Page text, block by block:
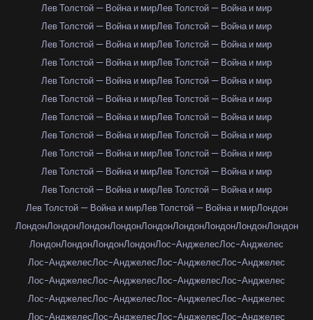
Лев Толстой — Война и мирЛев Толстой — Война и мир
Лев Толстой — Война и мирЛев Толстой — Война и мир
Лев Толстой — Война и мирЛев Толстой — Война и мир
Лев Толстой — Война и мирЛев Толстой — Война и мир
Лев Толстой — Война и мирЛев Толстой — Война и мир
Лев Толстой — Война и мирЛев Толстой — Война и мир
Лев Толстой — Война и мирЛев Толстой — Война и мир
Лев Толстой — Война и мирЛев Толстой — Война и мир
Лев Толстой — Война и мирЛев Толстой — Война и мир
Лев Толстой — Война и мирЛев Толстой — Война и мир
Лев Толстой — Война и мирЛев Толстой — Война и мир
Лев Толстой — Война и мирЛев Толстой — Война и мирЛондон
ЛондонЛондонЛондонЛондонЛондонЛондонЛондонЛондонЛондон
ЛондонЛондонЛондонЛондонЛос-АнджелесЛос-Анджелес
Лос-АнджелесЛос-АнджелесЛос-АнджелесЛос-Анджелес
Лос-АнджелесЛос-АнджелесЛос-АнджелесЛос-Анджелес
Лос-АнджелесЛос-АнджелесЛос-АнджелесЛос-Анджелес
Лос-АнджелесЛос-АнджелесЛос-АнджелесЛос-Анджелес